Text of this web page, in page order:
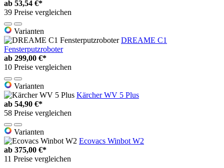
ab 53,54 €*
39 Preise vergleichen
Varianten
DREAME C1
Fensterputzroboter
ab 299,00 €*
10 Preise vergleichen
Varianten
Kärcher WV 5 Plus
ab 54,90 €*
58 Preise vergleichen
Varianten
Ecovacs Winbot W2
ab 375,00 €*
11 Preise vergleichen